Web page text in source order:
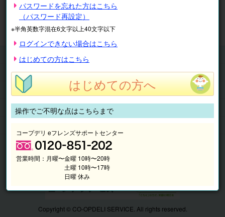
マイページ 注文履歴
抽選結果
請求内容
チケット
くらしのサービス
このサイトの使い方
マイページ
Copyright © CO-OPDELI SERVICE. All rights reserved.
パスワードを忘れた方はこちら
（パスワード再設定）
※半角英数字混在6文字以上40文字以下
ログインできない場合はこちら
はじめての方はこちら
はじめての方へ
操作でご不明な点はこちらまで
コープデリ eフレンズサポートセンター
営業時間： 月曜〜金曜 10時〜20時
土曜 10時〜17時
日曜 休み